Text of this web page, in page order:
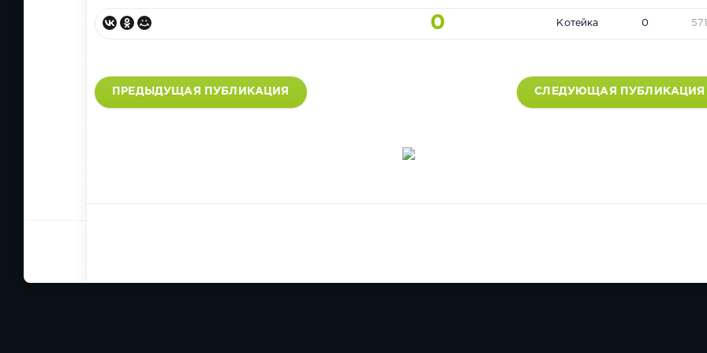
0 Котейка 0
ПРЕДЫДУЩАЯ ПУБЛИКАЦИЯ СЛЕДУЮЩАЯ ПУБЛИКАЦИЯ